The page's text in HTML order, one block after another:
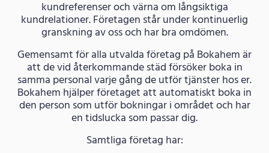
kundreferenser och värna om långsiktiga
kundrelationer. Företagen står under kontinuerlig
granskning av oss och har bra omdömen.
Gemensamt för alla utvalda företag på Bokahem är
att de vid återkommande städ försöker boka in
samma personal varje gång de utför tjänster hos er.
Bokahem hjälper företaget att automatiskt boka in
den person som utför bokningar i området och har
en tidslucka som passar dig.
Samtliga företag har: